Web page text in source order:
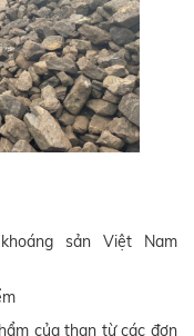
sản Việt Nam
của than từ các đơn